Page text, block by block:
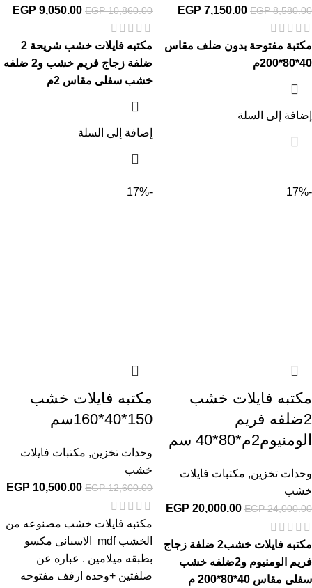
EGP8,580.00
EGP 7,150.00
مكتبة مفتوحة بدون ضلف مقاس
40*80*200م
إضافة إلى السلة
EGP10,860.00
EGP 9,050.00
مكتبه فايلات خشب شريحة 2
ضلفة زجاج فريم خشب و2 ضلفه
خشب سفلى مقاس 2م
إضافة إلى السلة
-17%
مكتبه فايلات خشب
2ضلفه فريم
الومنيوم2م*80*40 سم
وحدات تخزين, مكتبات فايلات
خشب
EGP24,000.00
EGP 20,000.00
مكتبه فايلات خشب2 ضلفة زجاج
فريم الومنيوم و2ضلفه خشب
سفلى مقاس 40*80*200 م
-17%
مكتبه فايلات خشب
150*40*160سم
وحدات تخزين, مكتبات فايلات
خشب
EGP12,600.00
EGP 10,500.00
مكتبه فايلات خشب مصنوعه من
الخشب mdf الاسبانى مكسو
بطبقه ميلامين . عباره عن
ضلفتين +وحده ارفف مفتوحه